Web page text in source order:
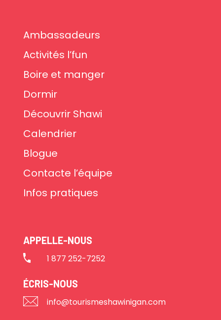
Ambassadeurs
Activités l’fun
Boire et manger
Dormir
Découvrir Shawi
Calendrier
Blogue
Contacte l’équipe
Infos pratiques
APPELLE-NOUS
1 877 252-7252
ÉCRIS-NOUS
info@tourismeshawinigan.com